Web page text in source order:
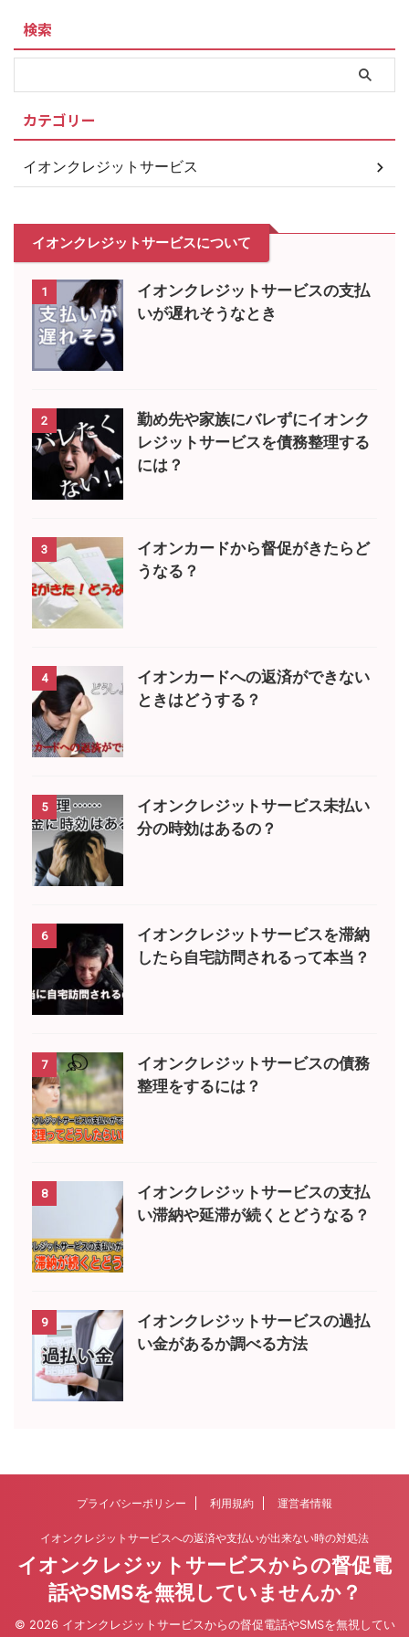
検索
カテゴリー
イオンクレジットサービス
イオンクレジットサービスについて
1
イオンクレジットサービスの支払
いが遅れそうなとき
2
勤め先や家族にバレずにイオンク
レジットサービスを債務整理する
には？
3
イオンカードから督促がきたらど
うなる？
4
イオンカードへの返済ができない
ときはどうする？
5
イオンクレジットサービス未払い
分の時効はあるの？
6
イオンクレジットサービスを滞納
したら自宅訪問されるって本当？
7
イオンクレジットサービスの債務
整理をするには？
8
イオンクレジットサービスの支払
い滞納や延滞が続くとどうなる？
9
イオンクレジットサービスの過払
い金があるか調べる方法
プライバシーポリシー 利用規約 運営者情報
イオンクレジットサービスへの返済や支払いが出来ない時の対処法
イオンクレジットサービスからの督促電
話やSMSを無視していませんか？
© 2026 イオンクレジットサービスからの督促電話やSMSを無視してい